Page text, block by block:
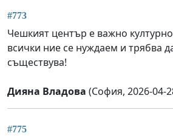
#773
Чешкият център е важно
всички ние се нуждаем и трябва
съществува!
Дияна Владова (София, 2026-04-
#775